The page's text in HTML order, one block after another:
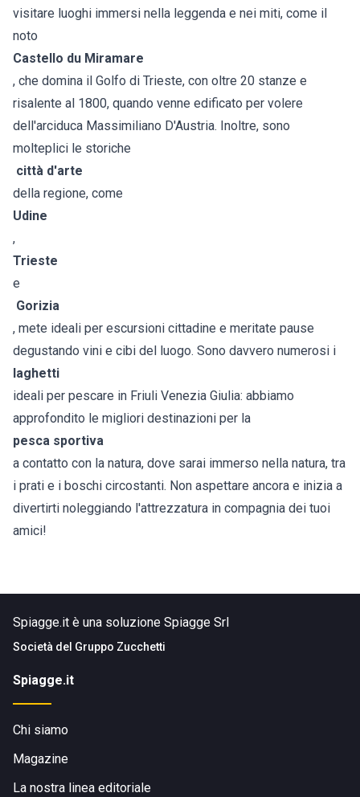
visitare luoghi immersi nella leggenda e nei miti, come il
noto
Castello du Miramare
, che domina il Golfo di Trieste, con oltre 20 stanze e
risalente al 1800, quando venne edificato per volere
dell'arciduca Massimiliano D'Austria. Inoltre, sono
molteplici le storiche
città d'arte
della regione, come
Udine
,
Trieste
e
Gorizia
, mete ideali per escursioni cittadine e meritate pause
degustando vini e cibi del luogo. Sono davvero numerosi i
laghetti
ideali per pescare in Friuli Venezia Giulia: abbiamo
approfondito le migliori destinazioni per la
pesca sportiva
a contatto con la natura, dove sarai immerso nella natura, tra
i prati e i boschi circostanti. Non aspettare ancora e inizia a
divertirti noleggiando l'attrezzatura in compagnia dei tuoi
amici!
Spiagge.it è una soluzione Spiagge Srl
Società del Gruppo Zucchetti
Spiagge.it
Chi siamo
Magazine
La nostra linea editoriale